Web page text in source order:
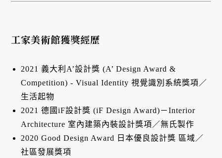
工家美術館獲獎經歷
2021 義大利A’設計獎 (A’ Design Award &
Competition) - Visual Identity 視覺識別系統獎項／
生活起物
2021 德國iF設計獎 (iF Design Award)－Interior
Architecture 室內建築內裝設計獎項／無氏製作
2020 Good Design Award 日本優良設計獎 區域／
社區發展獎項